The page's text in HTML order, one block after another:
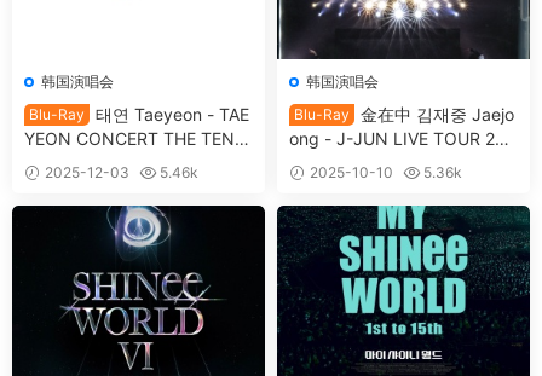
韩国演唱会
Blu-Ray
태연 Taeyeon - TAE
YEON CONCERT THE TENS
E MEMORY BOX [2025.11.0
3] [BDMV 2BD 62.3GB]
2025-12-03
5.46k
韩国演唱会
Blu-Ray
金在中 김재중 Jaejo
ong - J-JUN LIVE TOUR 202
2 ~Fallinbow~ [2023.09.27]
[BDISO 46.1GB]
2025-10-10
5.36k